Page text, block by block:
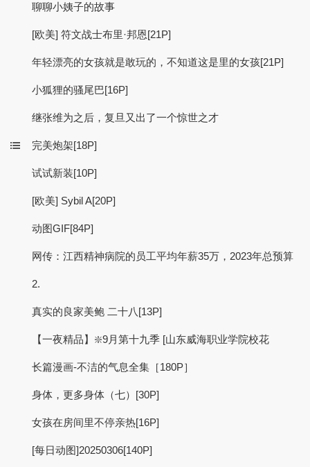
聊聊小姨子的故事
[欧美] 符文战士布里·邦恩[21P]
年轻漂亮的女孩就是敢玩的，不知道这是里的女孩[21P]
小狐狸的骚尾巴[16P]
继张维为之后，复旦又出了一个惊世之才
完美炮架[18P]
试试新装[10P]
[欧美] Sybil A[20P]
动图GIF[84P]
网传：江西精神病院的员工平均年薪35万，2023年总预算
2.
真实的良家美鲍 二十八[13P]
【一夜精品】❇️9月第十九季 [山东威海职业学院校花
长篇漫画-不洁的气息全集［180P］
身体，更多身体（七）[30P]
女孩在房间里不停亲热[16P]
[每日动图]20250306[140P]